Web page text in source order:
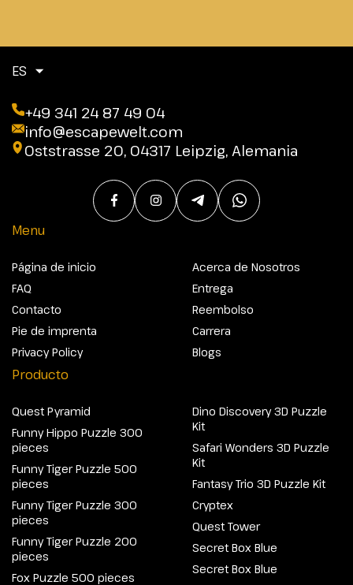
ES
+49 341 24 87 49 04
info@escapewelt.com
Oststrasse 20, 04317 Leipzig, Alemania
Menu
Página de inicio
FAQ
Contacto
Pie de imprenta
Privacy Policy
Acerca de Nosotros
Entrega
Reembolso
Carrera
Blogs
Producto
Quest Pyramid
Funny Hippo Puzzle 300
pieces
Funny Tiger Puzzle 500
pieces
Funny Tiger Puzzle 300
pieces
Funny Tiger Puzzle 200
pieces
Fox Puzzle 500 pieces
Dino Discovery 3D Puzzle
Kit
Safari Wonders 3D Puzzle
Kit
Fantasy Trio 3D Puzzle Kit
Cryptex
Quest Tower
Secret Box Blue
Secret Box Blue